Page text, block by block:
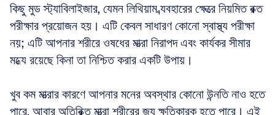
কিছু মুড স্ট্যাবিলাইজার, যেমন লিথিয়াম ব্যবহারের ক্ষেত্রে নিয়মিত রক্ত
পরীক্ষার প্রয়োজন হয়। এটি কেবল সাধারণ কোনো স্বাস্থ্য পরীক্ষা
নয়; এটি আপনার শরীরে ওষধের মাত্রা নিরাপদ এবং কার্যকর সীমার
মধ্যে রয়েছে কিনা তা নিশ্চিত করার একটি উপায়।
খুব কম মাত্রার কারণে আপনার মনের অবস্থার কোনো উন্নতি নাও হতে
পারে, আবার অতিরিক্ত মাত্রা শরীরের জন্য ক্ষতিকারক হতে পারে। এই